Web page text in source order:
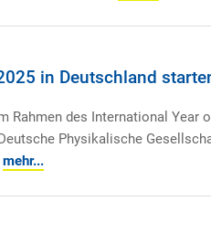
in Deutschland
Rahmen des International Year
Physikalische
mehr...